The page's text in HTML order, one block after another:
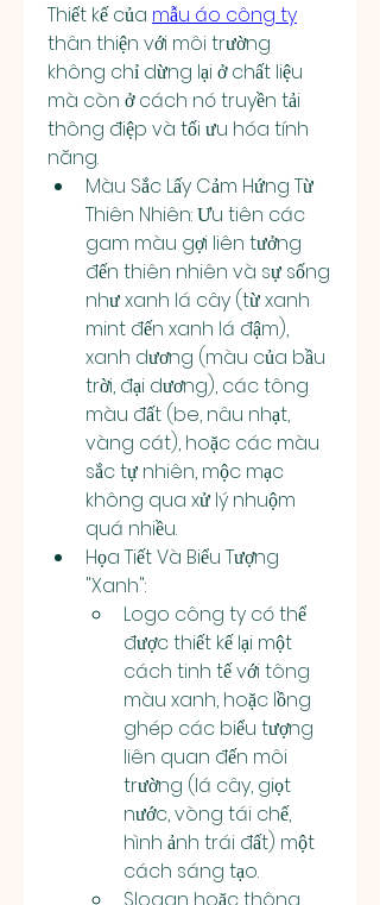
Thiết kế của mẫu áo công ty
thân thiện với môi trường
không chỉ dừng lại ở chất liệu
mà còn ở cách nó truyền tải
thông điệp và tối ưu hóa tính
năng.
Màu Sắc Lấy Cảm Hứng Từ
Thiên Nhiên: Ưu tiên các
gam màu gợi liên tưởng
đến thiên nhiên và sự sống
như xanh lá cây (từ xanh
mint đến xanh lá đậm),
xanh dương (màu của bầu
trời, đại dương), các tông
màu đất (be, nâu nhạt,
vàng cát), hoặc các màu
sắc tự nhiên, mộc mạc
không qua xử lý nhuộm
quá nhiều.
Họa Tiết Và Biểu Tượng
"Xanh":
Logo công ty có thể
được thiết kế lại một
cách tinh tế với tông
màu xanh, hoặc lồng
ghép các biểu tượng
liên quan đến môi
trường (lá cây, giọt
nước, vòng tái chế,
hình ảnh trái đất) một
cách sáng tạo.